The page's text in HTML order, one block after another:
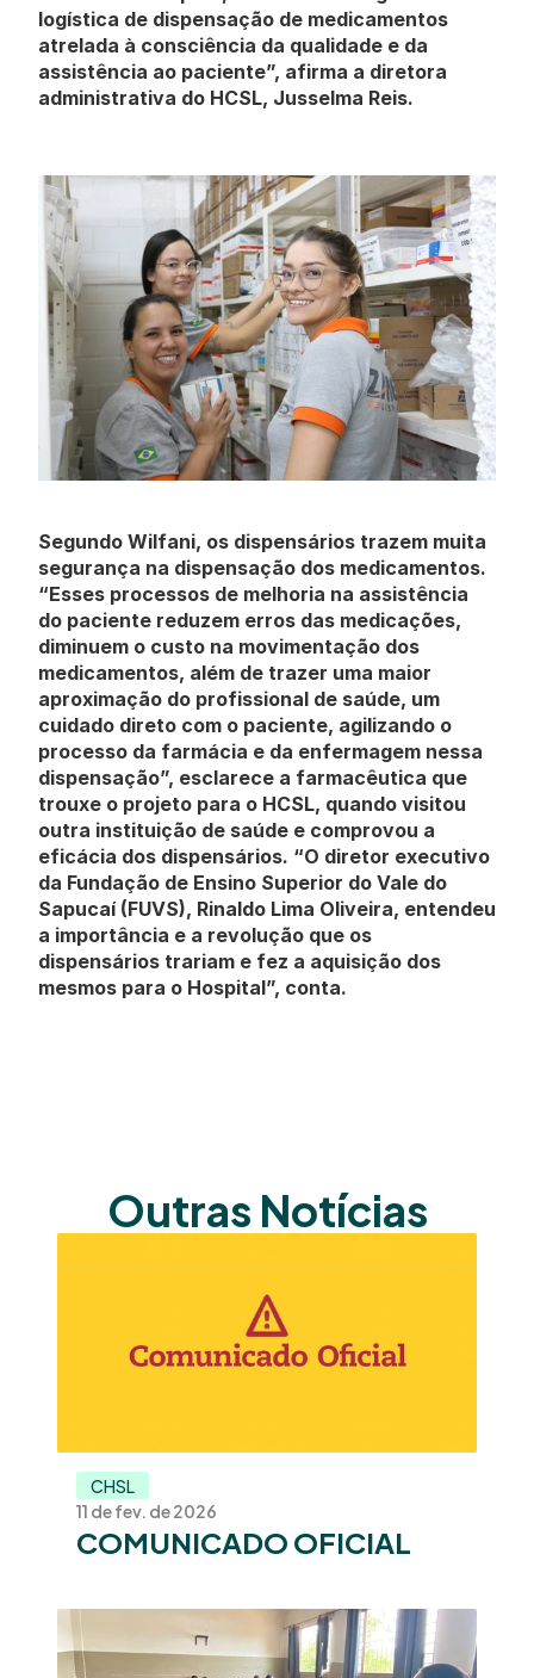
logística de dispensação de medicamentos
atrelada à consciência da qualidade e da
assistência ao paciente”, afirma a diretora
administrativa do HCSL, Jusselma Reis.
Segundo Wilfani, os dispensários trazem muita
segurança na dispensação dos medicamentos.
“Esses processos de melhoria na assistência
do paciente reduzem erros das medicações,
diminuem o custo na movimentação dos
medicamentos, além de trazer uma maior
aproximação do profissional de saúde, um
cuidado direto com o paciente, agilizando o
processo da farmácia e da enfermagem nessa
dispensação”, esclarece a farmacêutica que
trouxe o projeto para o HCSL, quando visitou
outra instituição de saúde e comprovou a
eficácia dos dispensários. “O diretor executivo
da Fundação de Ensino Superior do Vale do
Sapucaí (FUVS), Rinaldo Lima Oliveira, entendeu
a importância e a revolução que os
dispensários trariam e fez a aquisição dos
mesmos para o Hospital”, conta.
Outras Notícias
CHSL
11 de fev. de 2026
COMUNICADO OFICIAL